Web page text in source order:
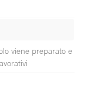
viene preparato e